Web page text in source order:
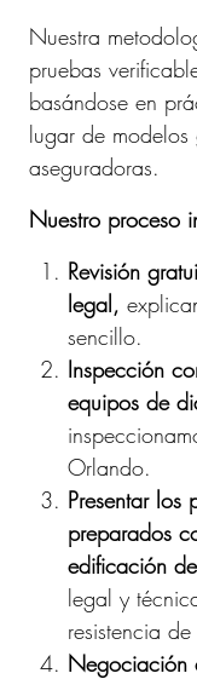
Nuestra
pruebas
basándose en
lugar de
aseguradoras.
Nuestro proceso
Revisión
legal,
sencillo.
Inspección
equipos de
Orlando.
Presentar los
preparados
edificación
legal y
resistencia
Negociación